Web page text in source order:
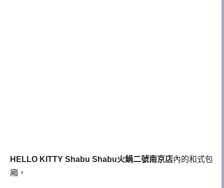
HELLO KITTY Shabu Shabu火鍋二號南京店內的和式包
廂，